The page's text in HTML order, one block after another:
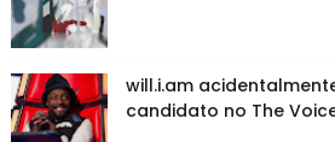
will.i.am
candidato no The